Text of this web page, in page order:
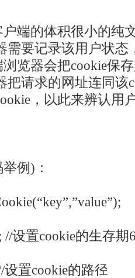
端的体积很小的纯
需要记录该用户状态
览器会把cookie保
把请求的网址连同该
，以此来辨认用
例)：
//设置cookie的生存期
设置cookie的路径